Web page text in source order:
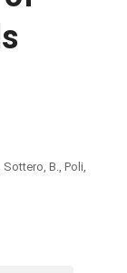
Sottero, B., Poli,